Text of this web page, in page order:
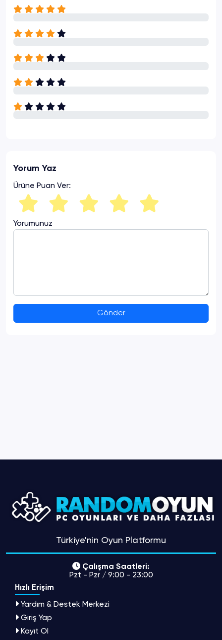
Yorum Yaz
Ürüne Puan Ver:
Yorumunuz
Gönder
Türkiye'nin Oyun Platformu
Çalışma Saatleri:
Pzt - Pzr / 9:00 - 23:00
Hızlı Erişim
Yardım & Destek Merkezi
Giriş Yap
Kayıt Ol